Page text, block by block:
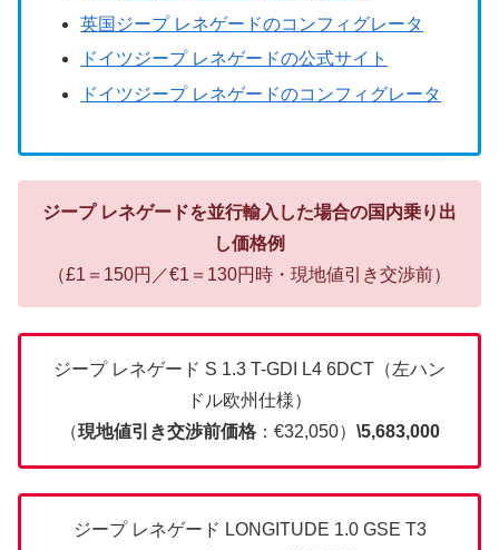
英国ジープ レネゲードのコンフィグレータ
ドイツジープ レネゲードの公式サイト
ドイツジープ レネゲードのコンフィグレータ
ジープ レネゲードを並行輸入した場合の国内乗り出
し価格例
（£1＝150円／€1＝130円時・現地値引き交渉前）
ジープ レネゲード S 1.3 T-GDI L4 6DCT（左ハン
ドル欧州仕様）
（現地値引き交渉前価格：€32,050） \5,683,000
ジープ レネゲード LONGITUDE 1.0 GSE T3